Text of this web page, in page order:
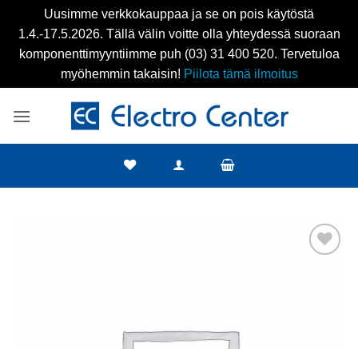
Uusimme verkkokauppaa ja se on pois käytöstä
1.4.-17.5.2026. Tällä välin voitte olla yhteydessä suoraan
komponenttimyyntiimme puh (03) 31 400 520. Tervetuloa
myöhemmin takaisin! Piilota tämä ilmoitus